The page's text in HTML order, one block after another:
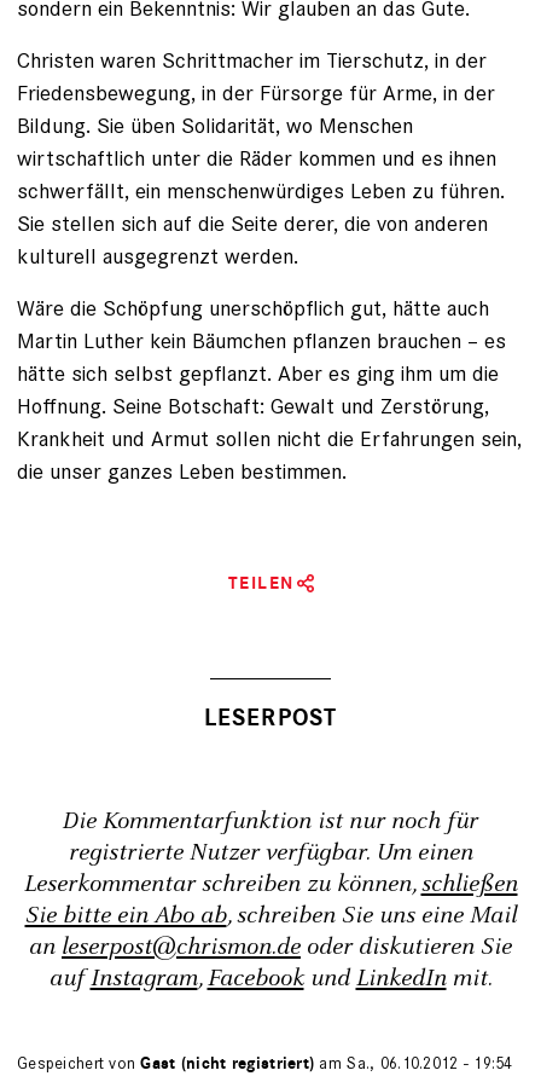
sondern ein ­Bekenntnis: Wir glauben an das Gute.
Christen waren Schrittmacher im Tierschutz, in der
Friedensbewegung, in der Fürsorge für Arme, in der
Bildung. Sie üben Solidarität, wo Menschen
wirtschaftlich unter die Räder kommen und es ihnen
schwerfällt, ein menschenwürdiges Leben zu führen.
Sie stellen sich auf die Seite ­derer, die von anderen
kulturell ausgegrenzt werden.
Wäre die Schöpfung unerschöpflich gut, hätte auch
Martin Luther kein Bäumchen pflanzen brauchen – es
hätte sich selbst gepflanzt. Aber es ging ihm um die
Hoffnung. Seine Botschaft: Gewalt und Zerstörung,
Krankheit und Armut sollen nicht die Erfahrungen sein,
die unser ­ganzes Leben bestimmen.
TEILEN
Die Kommentarfunktion ist nur noch für
registrierte Nutzer verfügbar. Um einen
Leserkommentar schreiben zu können,schließen
Sie bitte ein Abo ab, schreiben Sie uns eine Mail
an leserpost@chrismon.de oder diskutieren Sie
aufInstagram,FacebookundLinkedInmit.
Gespeichert vonGast (nicht registriert) am Sa., 06.10.2012 - 19:54